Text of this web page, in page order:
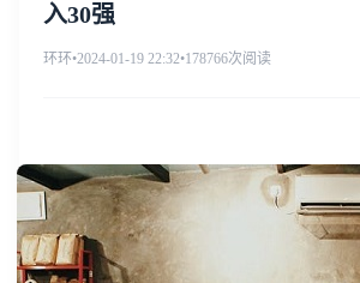
入30强
环环•2024-01-19 22:32•178766次阅读